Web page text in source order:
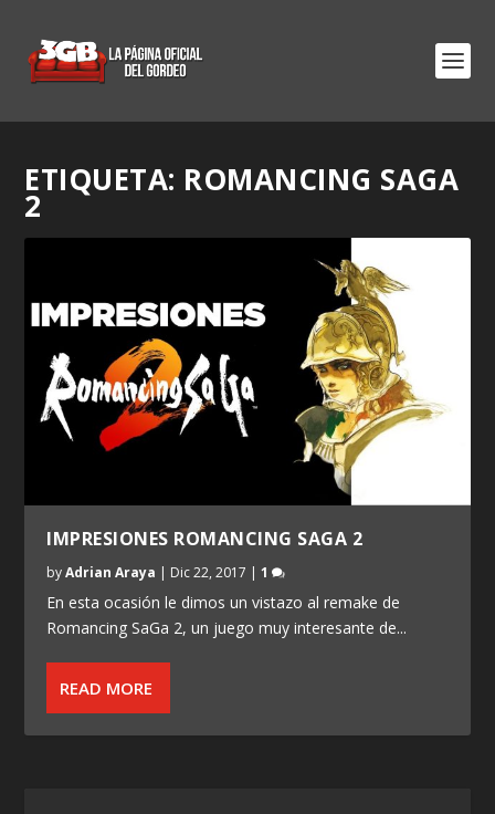
ETIQUETA: ROMANCING SAGA
2
IMPRESIONES ROMANCING SAGA 2
byAdrian Araya | Dic 22, 2017 |1
En esta ocasión le dimos un vistazo al remake de
Romancing SaGa 2, un juego muy interesante de...
READ MORE